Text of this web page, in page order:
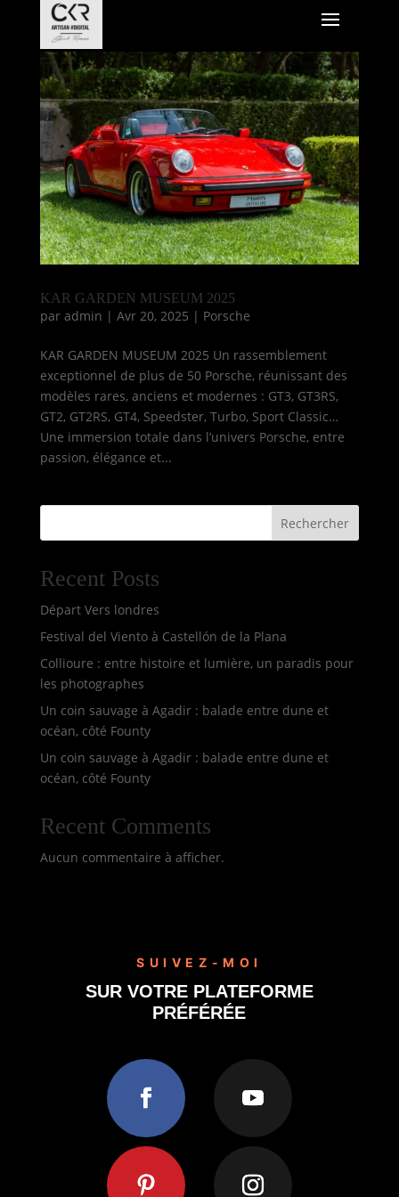
KAR GARDEN MUSEUM 2025
par admin | Avr 20, 2025 | Porsche
KAR GARDEN MUSEUM 2025 Un rassemblement
exceptionnel de plus de 50 Porsche, réunissant des
modèles rares, anciens et modernes : GT3, GT3RS,
GT2, GT2RS, GT4, Speedster, Turbo, Sport Classic…
Une immersion totale dans l’univers Porsche, entre
passion, élégance et...
Rechercher
Recent Posts
Départ Vers londres
Festival del Viento à Castellón de la Plana
Collioure : entre histoire et lumière, un paradis pour
les photographes
Un coin sauvage à Agadir : balade entre dune et
océan, côté Founty
Un coin sauvage à Agadir : balade entre dune et
océan, côté Founty
Recent Comments
Aucun commentaire à afficher.
SUIVEZ-MOI
SUR VOTRE PLATEFORME
PRÉFÉRÉE